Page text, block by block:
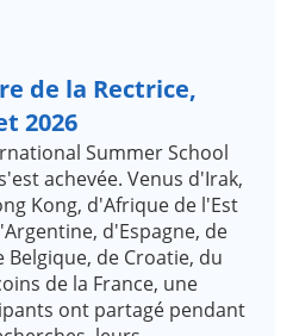
de la Rectrice,
2026
Summer School
achevée. Venus d'Irak,
Kong, d'Afrique de l'Est
d'Espagne, de
Belgique, de Croatie, du
de la France, une
ont partagé pendant